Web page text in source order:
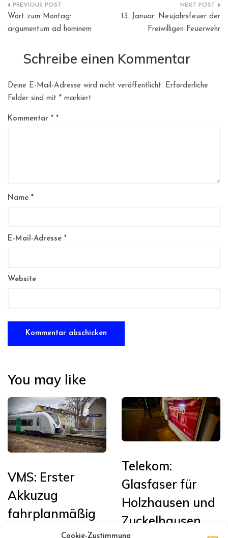
Cookie-Zustimmung
Beitragsnavigation
Wort zum Montag:
argumentum ad hominem
13. Januar: Neujahrsfeuer der
Freiwilligen Feuerwehr
Schreibe einen Kommentar
Deine E-Mail-Adresse wird nicht veröffentlicht. Erforderliche
Felder sind mit * markiert
Kommentar *
Name *
E-Mail-Adresse *
Website
You may like
VMS: Erster
Akkuzug
fahrplanmäßig
in Sachsen auf
Telekom:
Glasfaser für
Holzhausen und
Zuckelhausen